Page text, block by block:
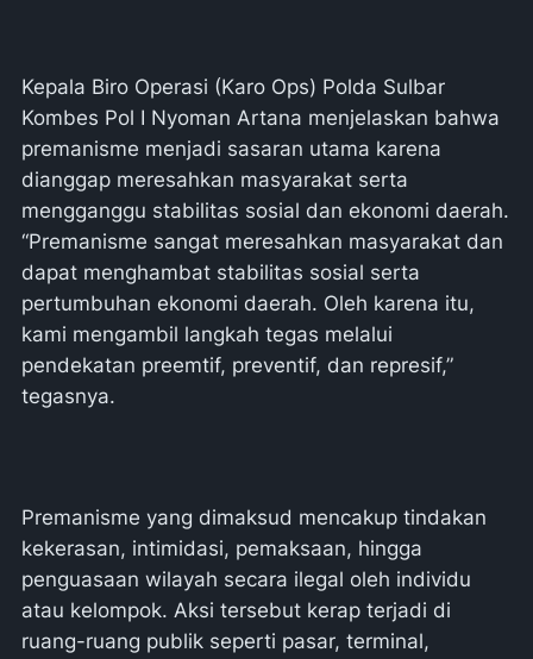
Kepala Biro Operasi (Karo Ops) Polda Sulbar
Kombes Pol I Nyoman Artana menjelaskan bahwa
premanisme menjadi sasaran utama karena
dianggap meresahkan masyarakat serta
mengganggu stabilitas sosial dan ekonomi daerah.
“Premanisme sangat meresahkan masyarakat dan
dapat menghambat stabilitas sosial serta
pertumbuhan ekonomi daerah. Oleh karena itu,
kami mengambil langkah tegas melalui
pendekatan preemtif, preventif, dan represif,”
tegasnya.
Premanisme yang dimaksud mencakup tindakan
kekerasan, intimidasi, pemaksaan, hingga
penguasaan wilayah secara ilegal oleh individu
atau kelompok. Aksi tersebut kerap terjadi di
ruang-ruang publik seperti pasar, terminal,